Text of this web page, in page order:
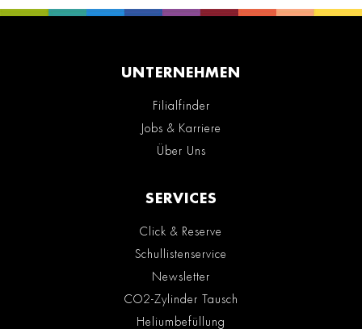
UNTERNEHMEN
Filialfinder
Jobs & Karriere
Über Uns
SERVICES
Click & Reserve
Schullistenservice
Newsletter
CO2-Zylinder Tausch
Heliumbefüllung